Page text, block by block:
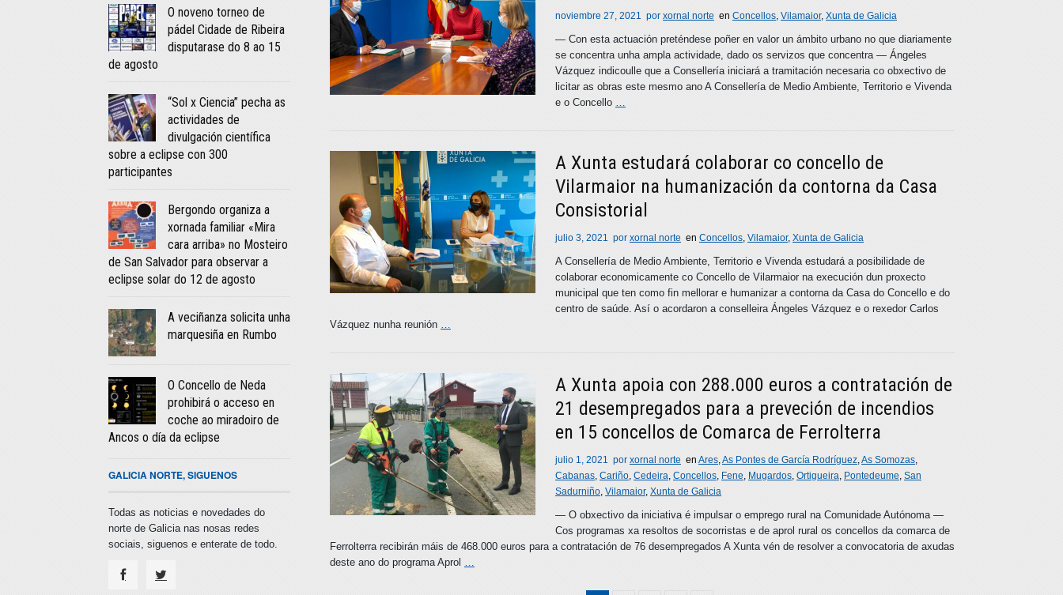
noviembre 27, 2021 por xornal norte en Concellos, Vilamaior, Xunta de Galicia
— Con esta actuación preténdese poñer en valor un ámbito urbano no que diariamente
se concentra unha ampla actividade, dado os servizos que concentra — Ángeles
Vázquez indicoulle que a Consellería iniciará a tramitación necesaria co obxectivo de
licitar as obras este mesmo ano A Consellería de Medio Ambiente, Territorio e Vivenda
e o Concello …
A Xunta estudará colaborar co concello de
Vilarmaior na humanización da contorna da Casa
Consistorial
julio 3, 2021 por xornal norte en Concellos, Vilamaior, Xunta de Galicia
A Consellería de Medio Ambiente, Territorio e Vivenda estudará a posibilidade de
colaborar economicamente co Concello de Vilarmaior na execución dun proxecto
municipal que ten como fin mellorar e humanizar a contorna da Casa do Concello e do
centro de saúde. Así o acordaron a conselleira Ángeles Vázquez e o rexedor Carlos
Vázquez nunha reunión …
A Xunta apoia con 288.000 euros a contratación de
21 desempregados para a preveción de incendios
en 15 concellos de Comarca de Ferrolterra
julio 1, 2021 por xornal norte en Ares,As Pontes de García Rodríguez,As Somozas,
Cabanas, Cariño, Cedeira, Concellos, Fene, Mugardos, Ortigueira, Pontedeume, San
Sadurniño, Vilamaior, Xunta de Galicia
― O obxectivo da iniciativa é impulsar o emprego rural na Comunidade Autónoma ―
Cos programas xa resoltos de socorristas e de aprol rural os concellos da comarca de
Ferrolterra recibirán máis de 468.000 euros para a contratación de 76 desempregados A Xunta vén de resolver a convocatoria de axudas
deste ano do programa Aprol …
O noveno torneo de
pádel Cidade de Ribeira
disputarase do 8 ao 15
de agosto
“Sol x Ciencia” pecha as
actividades de
divulgación científica
sobre a eclipse con 300
participantes
Bergondo organiza a
xornada familiar «Mira
cara arriba» no Mosteiro
de San Salvador para observar a
eclipse solar do 12 de agosto
A veciñanza solicita unha
marquesiña en Rumbo
O Concello de Neda
prohibirá o acceso en
coche ao miradoiro de
Ancos o día da eclipse
GALICIA NORTE, SIGUENOS
Todas as noticias e novedades do
norte de Galicia nas nosas redes
sociais, siguenos e enterate de todo.